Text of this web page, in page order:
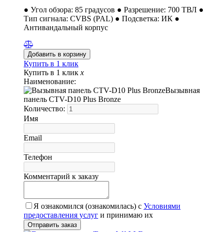
● Угол обзора: 85 градусов ● Разрешение: 700 ТВЛ ●
Тип сигнала: CVBS (PAL) ● Подсветка: ИК ●
Антивандальный корпус
Купить в 1 клик
Купить в 1 клик x
Наименование:
Вызывная
панель CTV-D10 Plus Bronze
Количество:
Имя
Email
Телефон
Комментарий к заказу
Я ознакомился (ознакомилась) с Условиями
предоставления услуг и принимаю их